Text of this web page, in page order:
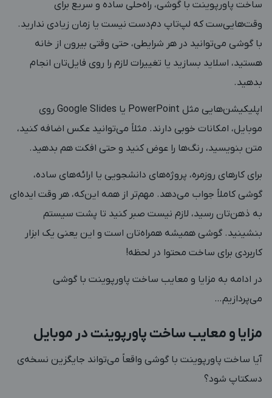
ساخت پاورپوینت با گوشی، راه‌حلی ساده و سریع برای
وقت‌هایی‌ست که لپ‌تاپ دم‌دست نیست یا زمان زیادی ندارید.
با گوشی می‌توانید در هر شرایطی، حتی وقتی بیرون از خانه
هستید، اسلاید بسازید یا تغییرات لازم را روی فایل‌تان انجام
بدهید.
اپلیکیشن‌هایی مثل PowerPoint یا Google Slides روی
موبایل، امکانات خوبی دارند. مثلاً می‌توانید عکس اضافه کنید،
متن بنویسید، رنگ‌ها را عوض کنید و حتی افکت هم بدهید.
برای کارهای روزمره، پروژه‌های دانشجویی یا ارائه‌های ساده،
گوشی کاملاً جواب می‌دهد. مهم‌تر از همه این‌که، هر وقت ایده‌ای
به ذهن‌تان رسید، لازم نیست صبر کنید تا پشت سیستم
بنشینید. گوشی همیشه همراه‌تان است و این یعنی یک ابزار
کاربردی برای ساخت محتوا در لحظه!
در ادامه به مزایا و معایب ساخت پاورپوینت با گوشی
می‌پردازیم…
مزایا و معایب ساخت پاورپوینت در موبایل
آیا ساخت پاورپوینت با گوشی واقعاً می‌تواند جایگزین نسخه‌ی
دسکتاپ شود؟